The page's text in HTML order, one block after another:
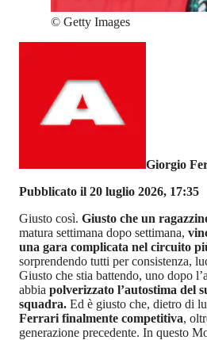
© Getty Images
Giorgio
Pubblicato il 20 luglio 2026, 17:35
Giusto così. Giusto che un
matura settimana dopo settimana,
una gara complicata nel circuito
sorprendendo tutti per consistenza,
Giusto che stia battendo, uno dopo
abbia polverizzato l’autostima del
squadra. Ed è giusto che, dietro di
Ferrari finalmente competitiva,
generazione precedente. In questo